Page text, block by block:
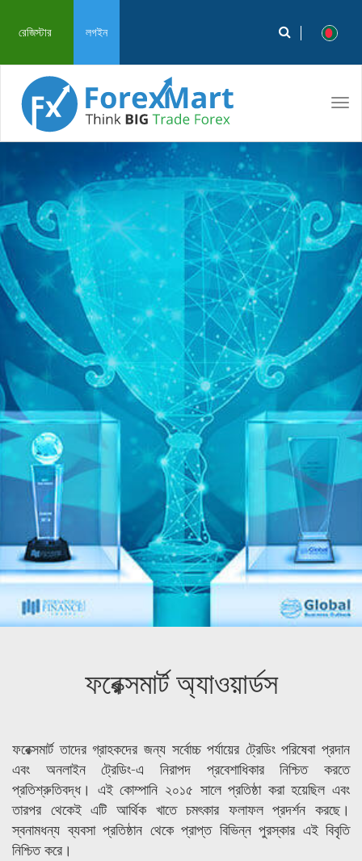
রেজিস্টার লগইন
ফরেক্সমার্ট অ্যাওয়ার্ডস
ফরেক্সমার্ট তাদের গ্রাহকদের জন্য সর্বোচ্চ পর্যায়ের ট্রেডিং পরিষেবা প্রদান
এবং অনলাইন ট্রেডিং-এ নিরাপদ প্রবেশাধিকার নিশ্চিত করতে
প্রতিশ্রুতিবদ্ধ। এই কোম্পানি ২০১৫ সালে প্রতিষ্ঠা করা হয়েছিল এবং
তারপর থেকেই এটি আর্থিক খাতে চমৎকার ফলাফল প্রদর্শন করছে।
স্বনামধন্য ব্যবসা প্রতিষ্ঠান থেকে প্রাপ্ত বিভিন্ন পুরস্কার এই বিবৃতি
নিশ্চিত করে।